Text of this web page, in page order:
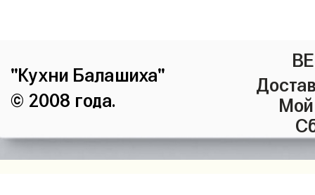
"Кухни Балашиха"
© 2008 года.